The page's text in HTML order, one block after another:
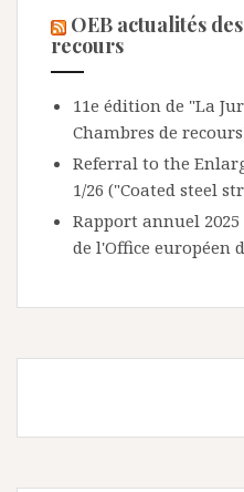
OEB actualités
recours
11e édition de "La
Chambres de
Referral to the
1/26 ("Coated steel
Rapport annuel
de l'Office européen